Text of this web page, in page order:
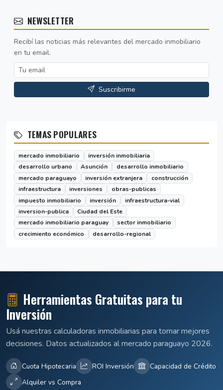
NEWSLETTER
Recibí las noticias más relevantes del mercado inmobiliario
en tu email.
Suscribirme
TEMAS POPULARES
mercado inmobiliario
inversión inmobiliaria
desarrollo urbano
Asunción
desarrollo inmobiliario
mercado paraguayo
inversión extranjera
construcción
infraestructura
inversiones
obras-publicas
impuesto inmobiliario
inversión
infraestructura-vial
inversion-publica
Ciudad del Este
mercado inmobiliario paraguay
sector inmobiliario
crecimiento económico
desarrollo-regional
Herramientas Gratuitas para tu
Inversión
Usá nuestras calculadoras inmobiliarias para tomar mejores
decisiones. Datos actualizados al mercado paraguayo 2026.
Cuota Hipotecaria ROI Inversión
Capacidad de Crédito
Alquiler vs Compra